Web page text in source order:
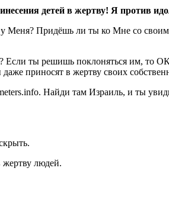
детей в жертву! Я против
Меня? Придёшь ли ты ко Мне со
ты решишь поклоняться им, то
приносят в жертву своих
Найди там Израиль, и ты
жертву людей.